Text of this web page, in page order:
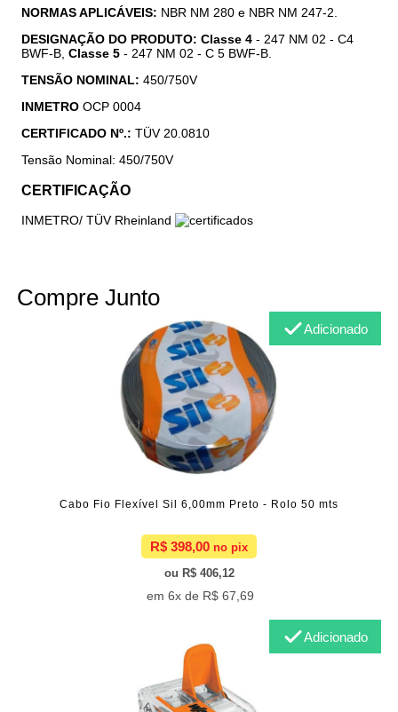
NORMAS APLICÁVEIS: NBR NM 280 e NBR NM 247-2.
DESIGNAÇÃO DO PRODUTO: Classe 4 - 247 NM 02 - C4
BWF-B,Classe 5 - 247 NM 02 - C 5 BWF-B.
TENSÃO NOMINAL: 450/750V
INMETRO OCP 0004
CERTIFICADO Nº.: TÜV 20.0810
Tensão Nominal: 450/750V
CERTIFICAÇÃO
INMETRO/ TÜV Rheinland
Compre Junto
Cabo Fio Flexível Sil 6,00mm Preto - Rolo 50 mts
R$ 398,00
R$ 406,12
6x de R$ 67,69
Adicionado
Adicionado